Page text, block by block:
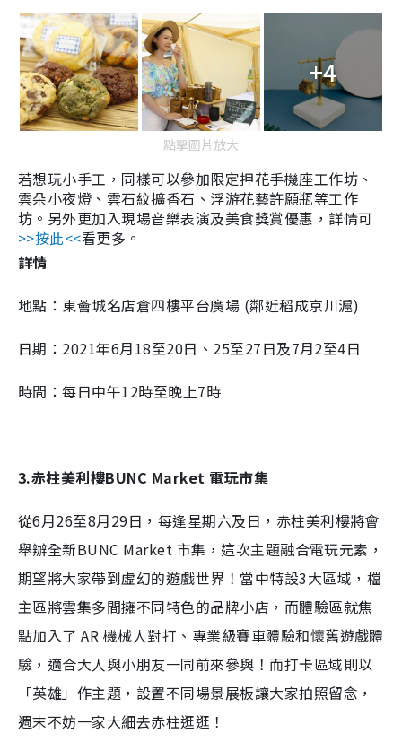
+4
點擊圖片放大
若想玩小手工，同樣可以參加限定押花手機座工作坊、
雲朵小夜燈、雲石紋擴香石、浮游花藝許願瓶等工作
坊。另外更加入現場音樂表演及美食獎賞優惠，詳情可
>>按此<<看更多。
詳情
地點：東薈城名店倉四樓平台廣場 (鄰近稻成京川滬)
日期：2021年6月18至20日、25至27日及7月2至4日
時間：每日中午12時至晚上7時
3.赤柱美利樓BUNC Market 電玩市集
從6月26至8月29日，每逢星期六及日，赤柱美利樓將會
舉辦全新BUNC Market 市集，這次主題融合電玩元素，
期望將大家帶到虛幻的遊戲世界！當中特設3大區域，檔
主區將雲集多間擁不同特色的品牌小店，而體驗區就焦
點加入了 AR 機械人對打、專業級賽車體驗和懷舊遊戲體
驗，適合大人與小朋友一同前來參與！而打卡區域則以
「英雄」作主題，設置不同場景展板讓大家拍照留念，
週末不妨一家大細去赤柱逛逛！